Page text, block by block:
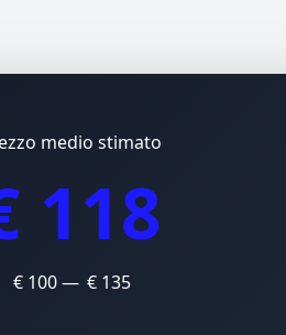
medio stimato
118
€ 100 — € 135